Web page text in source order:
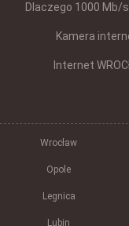
Dlaczego 1000 Mb/
Kamera
Internet
Wrocław
Opole
Legnica
Lubin